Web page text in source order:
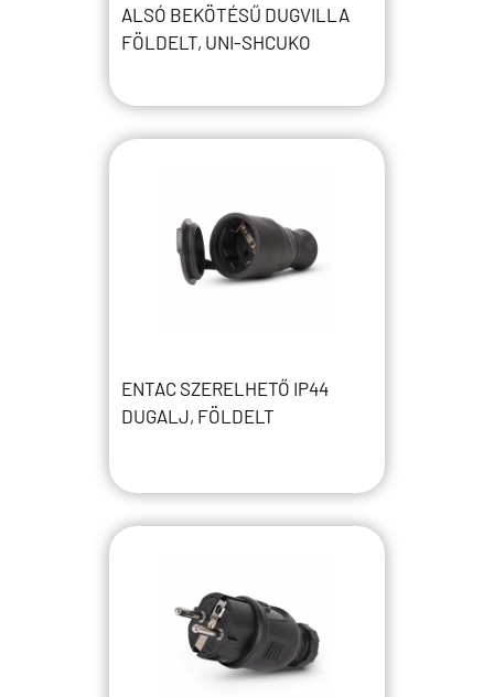
ALSÓ BEKÖTÉSŰ DUGVILLA
FÖLDELT, UNI-SHCUKO
ENTAC SZERELHETŐ IP44
DUGALJ, FÖLDELT